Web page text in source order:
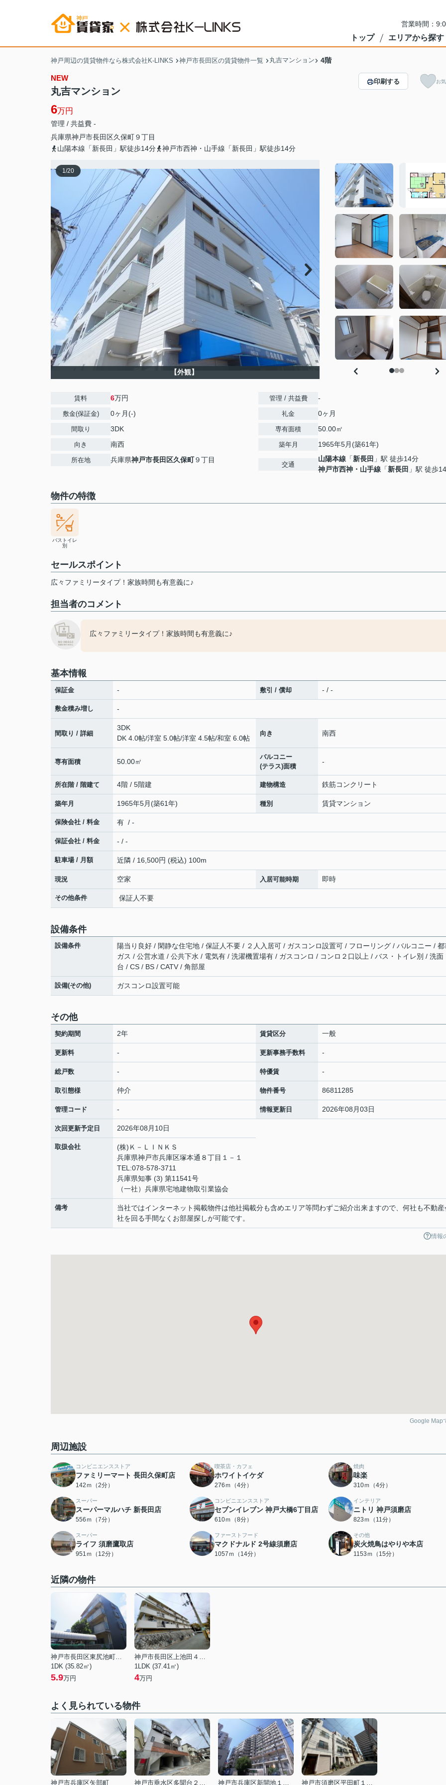
営業時間：
トップ エリアから探す
神戸周辺の賃貸物件なら株式会社K-LINKS 神戸市長田区の賃貸物件一覧 丸吉マンション 4階
NEW
丸吉マンション
6万円
管理 / 共益費 -
兵庫県神戸市長田区久保町９丁目
山陽本線「新長田」駅徒歩14分
神戸市西神・山手線「新長田」駅徒歩14分
印刷する お
1/20
【外観】
賃料 6万円
敷金(保証金) 0ヶ月(-)
間取り 3DK
向き 南西
所在地 兵庫県神戸市長田区久保町９丁目
管理 / 共益費 -
礼金 0ヶ月
専有面積 50.00㎡
築年月 1965年5月(築61年)
交通
山陽本線 「新長田 」駅 徒歩14分
神戸市西神・山手線 「新長田 」駅 徒歩
物件の特徴
バストイレ
別
セールスポイント
広々ファミリータイプ！家族時間も有意義に♪
担当者のコメント
広々ファミリータイプ！家族時間も有意義に♪
基本情報
保証金 - 敷引 / 償却 - / -
敷金積み増し -
間取り / 詳細
3DK
DK 4.0帖/洋室 5.0帖/洋室 4.5帖/和室 6.0帖
向き 南西
専有面積 50.00㎡
バルコニー
(テラス)面積
-
所在階 / 階建て 4階 / 5階建 建物構造 鉄筋コンクリート
築年月 1965年5月(築61年) 種別 賃貸マンション
保険会社 / 料金 有 / -
保証会社 / 料金 - / -
駐車場 / 月額 近隣 / 16,500円 (税込) 100m
現況 空家 入居可能時期 即時
その他条件 保証人不要
設備条件
設備条件
陽当り良好 / 閑静な住宅地 / 保証人不要 / ２人入居可 / ガスコンロ設置可 / フローリング / バルコニー / 都
ガス / 公営水道 / 公共下水 / 電気有 / 洗濯機置場有 / ガスコンロ / コンロ２口以上 / バス・トイレ別 / 洗面
台 / CS / BS / CATV / 角部屋
設備(その他) ガスコンロ設置可能
その他
契約期間 2年 賃貸区分 一般
更新料 - 更新事務手数料 -
総戸数 - 特優賃 -
取引態様 仲介 物件番号 86811285
管理コード - 情報更新日 2026年08月03日
次回更新予定日 2026年08月10日
取扱会社
(株)Ｋ－ＬＩＮＫＳ
兵庫県神戸市兵庫区塚本通８丁目１－１
TEL:078-578-3711
兵庫県知事 (3) 第11541号
（一社）兵庫県宅地建物取引業協会
備考
当社ではインターネット掲載物件は他社掲載分も含めエリア等問わずご紹介出来ますので、何社も不動産
社を回る手間なくお部屋探しが可能です。
情報
Google Map
周辺施設
コンビニエンスストア
ファミリーマート 長田久保町店
142ｍ（2分）
喫茶店・カフェ
ホワイトイケダ
276ｍ（4分）
焼肉
味楽
310ｍ（4分）
スーパー
スーパーマルハチ 新長田店
556ｍ（7分）
コンビニエンスストア
セブンイレブン 神戸大橋6丁目店
610ｍ（8分）
インテリア
ニトリ 神戸須磨店
823ｍ（11分）
スーパー
ライフ 須磨鷹取店
951ｍ（12分）
ファーストフード
マクドナルド 2号線須磨店
1057ｍ（14分）
その他
炭火焼鳥はやりや本店
1153ｍ（15分）
近隣の物件
神戸市長田区東尻池町２丁目
1DK (35.82㎡)
5.9万円
神戸市長田区上池田４丁目
1LDK (37.41㎡)
4万円
よく見られている物件
神戸市兵庫区矢部町 神戸市垂水区多聞台２丁目 神戸市兵庫区新開地１丁目 神戸市須磨区平田町１丁目